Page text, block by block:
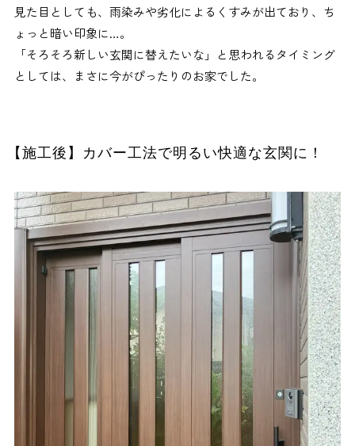
見た目としても、雨染みや劣化によるくすみが出ており、ち
ょっと暗い印象に…。
「そろそろ新しい玄関に替えたいな」と思われるタイミング
としては、まさに今がぴったりのお家でした。
【施工後】カバー工法で明るい快適な玄関に！